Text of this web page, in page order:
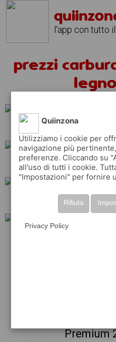
l'app con tutto
prezzi
ip esso
repsol
Premium
Quiinzona
Utilizziamo i cookie per
navigazione più
preferenze. Cliccando su
all'uso di tutti i cookie.
"Impostazioni" per fornire
Rifiuta
Privacy Policy